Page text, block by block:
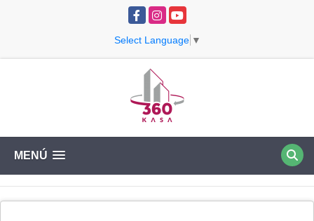
Facebook
InstagramYouTube
Select Language ▼
MENÚ